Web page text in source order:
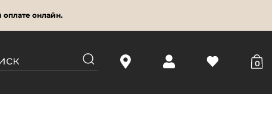
оплате онлайн.
0